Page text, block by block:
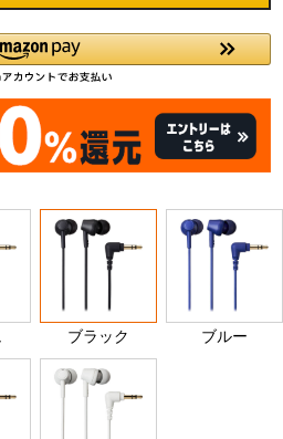
ブラック ブルー